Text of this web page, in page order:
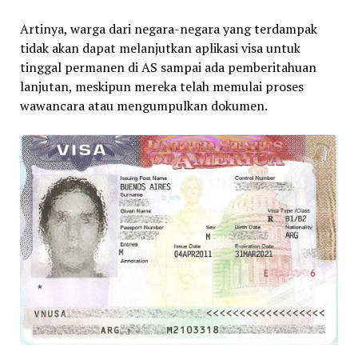
Artinya, warga dari negara-negara yang terdampak
tidak akan dapat melanjutkan aplikasi visa untuk
tinggal permanen di AS sampai ada pemberitahuan
lanjutan, meskipun mereka telah memulai proses
wawancara atau mengumpulkan dokumen.